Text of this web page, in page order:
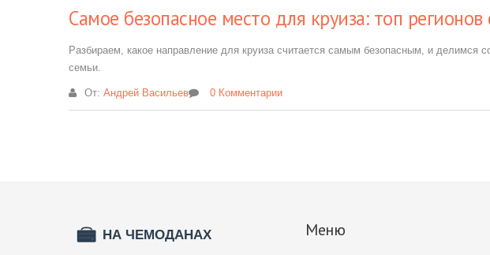
Самое безопасное место для круиза: топ
Разбираем, какое направление для круиза считается самым безопасным, и делимся
семьи.
От: Андрей Васильев 0 Комментарии
Меню